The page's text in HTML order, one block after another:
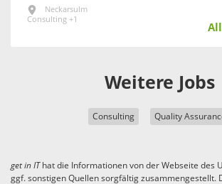
Neckarsulm
Consulting +1
Weitere Jobs
Consulting Quality
get in IThat die Informationen von der Webseite des
ggf. sonstigen Quellen sorgfältig zusammengestellt.